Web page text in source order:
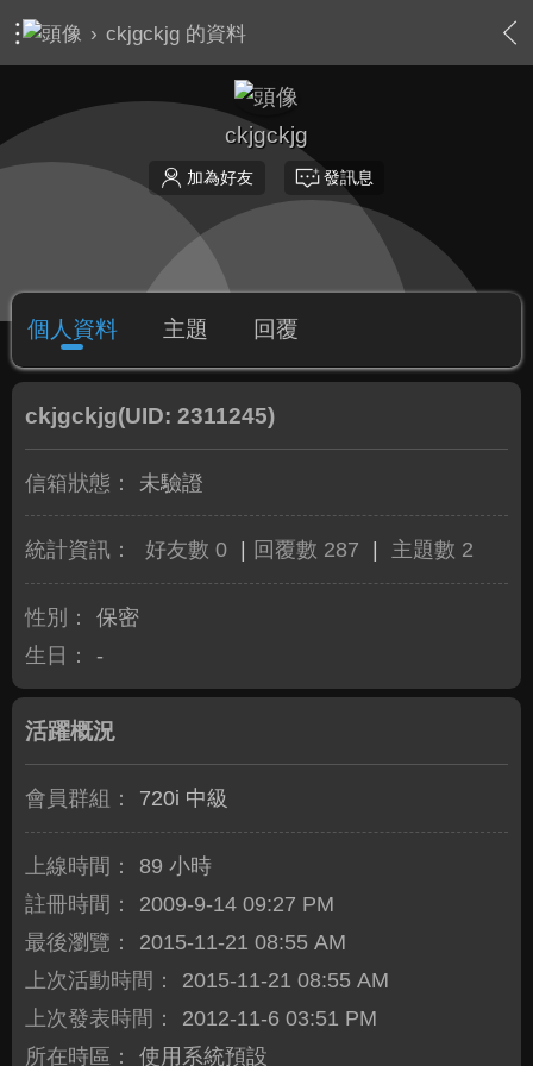
› ckjgckjg 的資料
ckjgckjg
加為好友 發訊息
個人資料 主題 回覆
ckjgckjg(UID: 2311245)
信箱狀態： 未驗證
統計資訊： 好友數 0 回覆數 287 主題數 2
性別：
保密
生日：
-
活躍概況
會員群組： 720i 中級
上線時間：
89 小時
註冊時間：
2009-9-14 09:27 PM
最後瀏覽：
2015-11-21 08:55 AM
上次活動時間：
2015-11-21 08:55 AM
上次發表時間：
2012-11-6 03:51 PM
所在時區：
使用系統預設